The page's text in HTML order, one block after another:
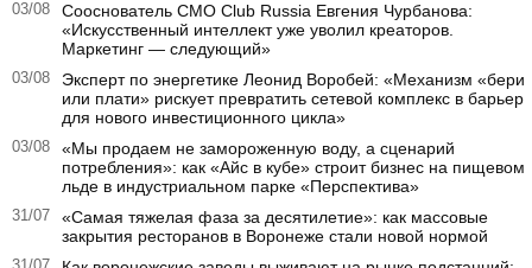
03/08
Сооснователь CMO Club Russia Евгения Чурбанова:
«Искусственный интеллект уже уволил креаторов.
Маркетинг — следующий»
03/08
Эксперт по энергетике Леонид Воробей: «Механизм «бери
или плати» рискует превратить сетевой комплекс в барьер
для нового инвестиционного цикла»
03/08
«Мы продаем не замороженную воду, а сценарий
потребления»: как «Айс в кубе» строит бизнес на пищевом
льде в индустриальном парке «Перспектива»
31/07
«Самая тяжелая фаза за десятилетие»: как массовые
закрытия ресторанов в Воронеже стали новой нормой